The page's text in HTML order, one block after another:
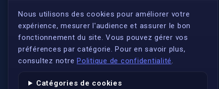
Nous utilisons des cookies pour améliorer votre
expérience, mesurer l'audience et assurer le bon
fonctionnement du site. Vous pouvez gérer vos
préférences par catégorie. Pour en savoir plus,
consultez notre Politique de confidentialité.
Catégories de cookies
S'inscrire
Qui sommes-nous ?
Conformité
Annuaires des traducteurs assermentés